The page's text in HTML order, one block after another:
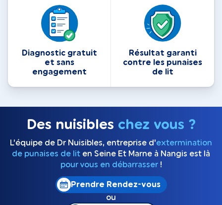
Diagnostic gratuit
et sans
engagement
Résultat garanti
contre les punaises
de lit
Des nuisibles chez vous ?
L’équipe de Dr Nuisibles, entreprise d'extermination
de punaises de lit en Seine Et Marne à Nangis est là
pour vous en débarrasser!
Prendre Rendez-vous
ou